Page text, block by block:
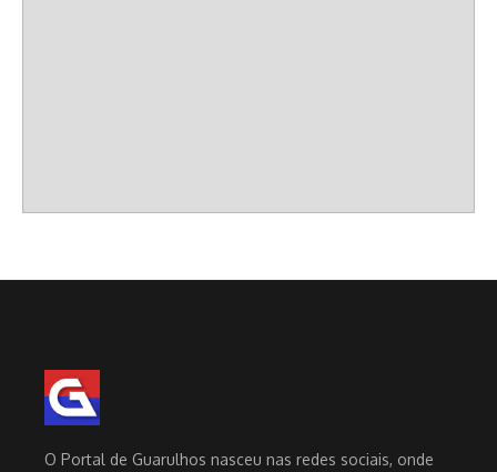
O Portal de Guarulhos nasceu nas redes sociais, onde